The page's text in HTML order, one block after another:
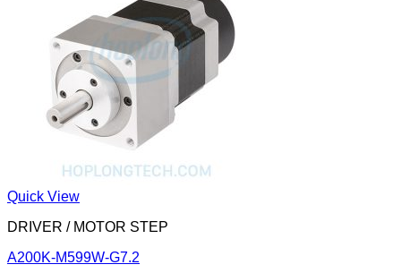
Quick View
DRIVER / MOTOR STEP
A200K-M599W-G7.2